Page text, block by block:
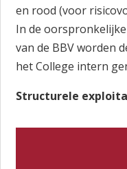
en rood (voor
In de
van de BBV worden
het College intern
Structurele